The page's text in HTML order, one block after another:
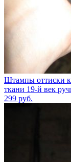
Штампы оттиски
ткани 19-й век
299 руб.